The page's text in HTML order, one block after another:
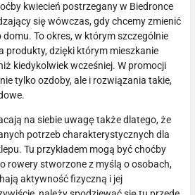
kwiecień postrzegany w Biedronce
się wówczas, gdy chcemy zmienić
To okres, w którym szczególnie
produkty, dzięki którym mieszkanie
kiedykolwiek wcześniej. W promocji
tylko ozdoby, ale i rozwiązania takie,
na siebie uwagę także dlatego, że
potrzeb charakterystycznych dla
Tu przykładem mogą być choćby
rowery stworzone z myślą o osobach,
aktywność fizyczną i jej